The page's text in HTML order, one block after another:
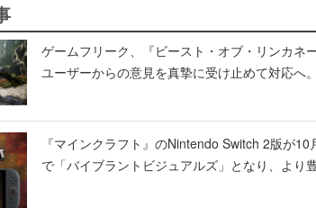
ゲームフリーク、『ビースト・オブ・リンカネ
ユーザーからの意見を真摯に受け止めて対応へ
『マインクラフト』のNintendo Switch 2版が
で「バイブラントビジュアルズ」となり、より